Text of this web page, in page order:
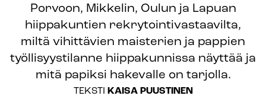
Porvoon, Mikkelin, Oulun ja Lapuan
hiippakuntien rekrytointivastaavilta,
miltä vihittävien maisterien ja pappien
työllisyystilanne hiippakunnissa näyttää ja
mitä papiksi hakevalle on tarjolla.
TEKSTI KAISA PUUSTINEN